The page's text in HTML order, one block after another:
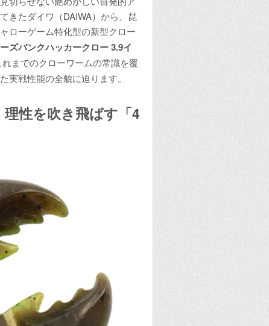
きたダイワ（DAIWA）から、琵
ローゲーム特化型の新型クロー
ーズバンクハッカークロー 3.9イ
れまでのクローワームの常識を覆
実戦性能の全貌に迫ります。
性を吹き飛ばす「4